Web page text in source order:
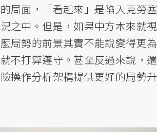
局面，「看起來」是陷入克勞塞
之中。但是，如果中方本來就視
局勢的前景其實不能說變得更為
不打算遵守。甚至反過來說，還
操作分析架構提供更好的局勢升